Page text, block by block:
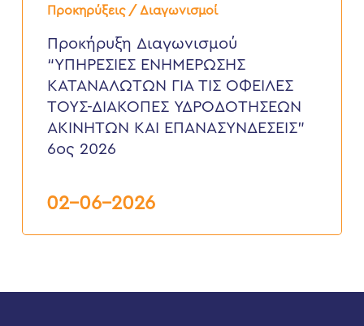
Προκηρύξεις / Διαγωνισμοί
Διαγωνισμού
ΕΝΗΜΕΡΩΣΗΣ
ΚΑΤΑΝΑΛΩΤΩΝ
ΟΦΕΙΛΕΣ
ΤΟΥΣ-
ΔΙΑΚΟΠΕΣ
ΑΚΙΝΗΤΩΝ
2026
Προκήρυξη Διαγωνισμού
“ΥΠΗΡΕΣΙΕΣ ΕΝΗΜΕΡΩΣΗΣ
ΚΑΤΑΝΑΛΩΤΩΝ ΓΙΑ ΤΙΣ ΟΦΕΙΛΕΣ
ΤΟΥΣ-ΔΙΑΚΟΠΕΣ ΥΔΡΟΔΟΤΗΣΕΩΝ
ΑΚΙΝΗΤΩΝ ΚΑΙ ΕΠΑΝΑΣΥΝΔΕΣΕΙΣ”
6ος 2026
02-06-2026